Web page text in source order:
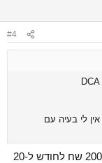
#4
לי בעיה עם
1000 שח לחודש ל -10 שנים זה 120 אלף שח, 2000 שח לחודש ל-20